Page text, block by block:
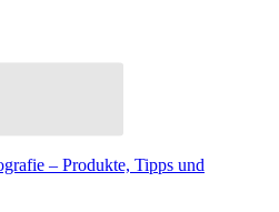
– Produkte, Tipps und